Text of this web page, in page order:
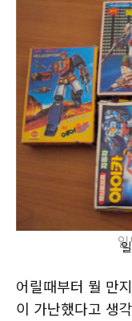
어릴때부터 뭘 만
이 가난했다고 생